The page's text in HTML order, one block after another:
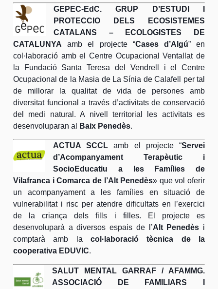
GEPEC-EdC. GRUP D’ESTUDI I
PROTECCIO DELS ECOSISTEMES
CATALANS – ECOLOGISTES DE
CATALUNYA amb el projecte “Cases d’Algú” en
col·laboració amb el Centre Ocupacional Ventallat de
la Fundació Santa Teresa del Vendrell i el Centre
Ocupacional de la Masia de La Sínia de Calafell per tal
de millorar la qualitat de vida de persones amb
diversitat funcional a través d’activitats de conservació
del medi natural. A nivell territorial les activitats es
desenvoluparan al
Baix Penedès.
ACTUA SCCLamb el projecte “Servei
d’Acompanyament Terapèutic i
SocioEducatiu a les Famílies de
Vilafranca i Comarca de l’Alt Penedès» que vol oferir
un acompanyament a les famílies en situació de
vulnerabilitat i risc per atendre dificultats en l’exercici
de la criança dels fills i filles. El projecte es
desenvoluparà a diversos espais de l’Alt Penedès i
comptarà amb la col·laboració tècnica de la
cooperativa EDUVIC.
SALUT MENTAL GARRAF / AFAMMG.
ASSOCIACIÓ DE FAMILIARS I